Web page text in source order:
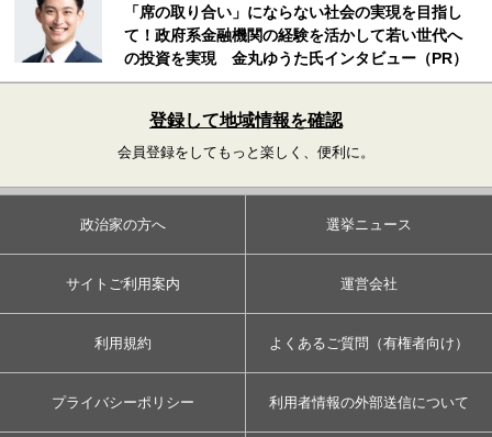
「席の取り合い」にならない社会の実現を目指し
て！政府系金融機関の経験を活かして若い世代へ
の投資を実現 金丸ゆうた氏インタビュー（PR）
登録して地域情報を確認
会員登録をしてもっと楽しく、便利に。
政治家の方へ 選挙ニュース
サイトご利用案内 運営会社
利用規約 よくあるご質問（有権者向け）
プライバシーポリシー 利用者情報の外部送信について